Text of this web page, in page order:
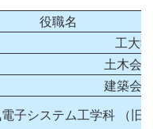
役職名
工大
土木会
建築会
子システム工学科 （旧